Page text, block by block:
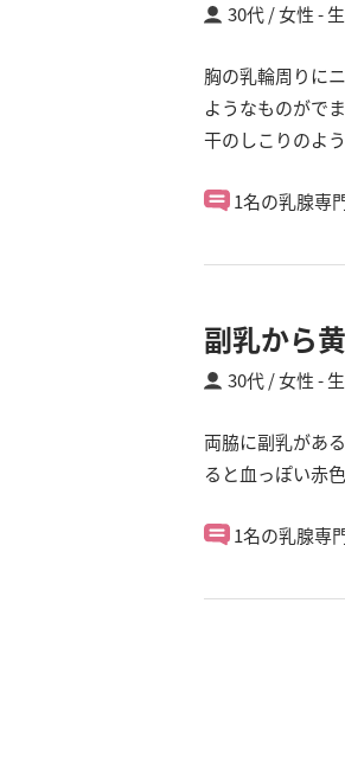
30代 / 女性
胸の乳輪周りに
ようなものがで
干のしこりのよ
1名の乳腺専
副乳から
30代 / 女性
両脇に副乳があ
ると血っぽい赤
1名の乳腺専